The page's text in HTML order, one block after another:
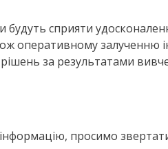
будуть сприяти
оперативному залученню
рішень за результатами
просимо